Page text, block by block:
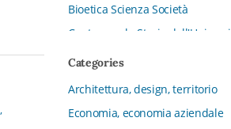
Bioetica Scienza Società
Centro per la Storia
CFMT - Terziario Futuro
Channel & Retail Lab
Civiltà in tavola. La cultura del
Categories
Architettura, design, territorio
Economia, economia aziendale